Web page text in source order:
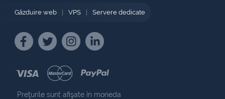
Găzduire web VPS Servere dedicate
Preţurile sunt afişate în moneda